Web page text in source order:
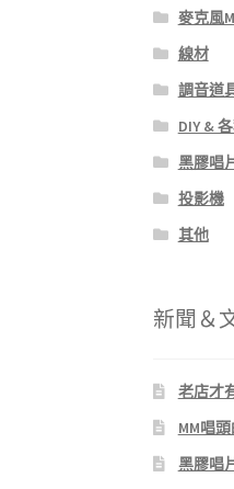
麥克風
線材
調音道
DIY &
黑膠唱
投影機
其他
新聞＆
老店才
MM唱
黑膠唱